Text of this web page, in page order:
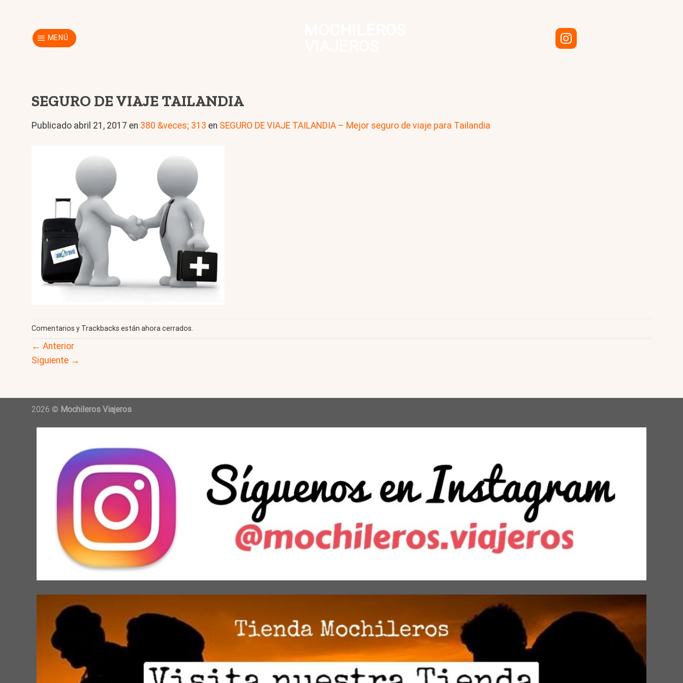
MENÚ
SEGURO DE VIAJE TAILANDIA
Publicado abril 21, 2017 en 380 &veces; 313 en SEGURO DE VIAJE TAILANDIA – Mejor seguro de viaje para Tailandia
Comentarios y Trackbacks están ahora cerrados.
← Anterior
Siguiente →
2026 © Mochileros Viajeros